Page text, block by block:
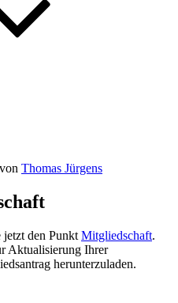
von Thomas Jürgens
jetzt den Punkt Mitgliedschaft.
Aktualisierung Ihrer
herunterzuladen.